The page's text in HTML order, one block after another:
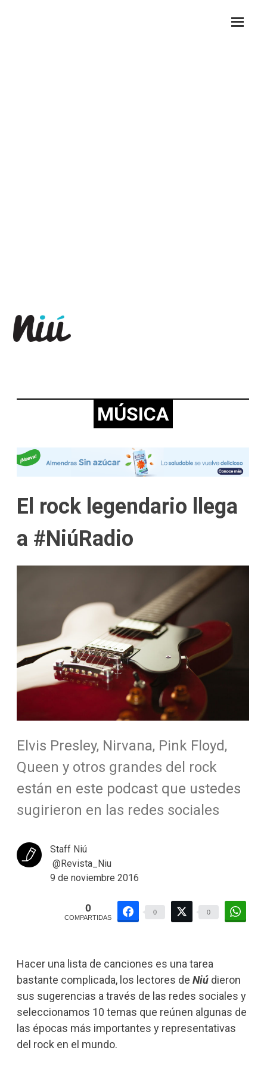
MÚSICA
El rock legendario llega
a #NiúRadio
Elvis Presley, Nirvana, Pink Floyd,
Queen y otros grandes del rock
están en este podcast que ustedes
sugirieron en las redes sociales
Staff Niú
@Revista_Niu
9 de noviembre 2016
0
COMPARTIDAS
0 0
Hacer una lista de canciones es una tarea
bastante complicada, los lectores de Niúdieron
sus sugerencias a través de las redes sociales y
seleccionamos 10 temas que reúnen algunas de
las épocas más importantes y representativas
del rock en el mundo.